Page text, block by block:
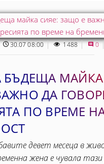
30.07 08:00 1488 0
БЪДЕЩА МАЙКА
ДА
ПО ВРЕМЕ
девет месеца в
жена е чувала тази